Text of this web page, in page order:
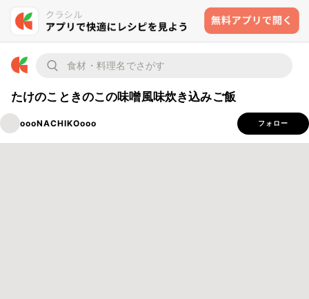
たけのこときのこの味噌風味炊き込みご飯
oooNACHIKOooo フォロー